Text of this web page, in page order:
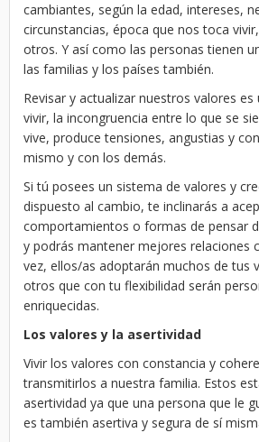
cambiantes, según la edad, intereses,
circunstancias, época que nos toca
otros. Y así como las personas tienen
las familias y los países también.
Revisar y actualizar nuestros valores
vivir, la incongruencia entre lo que se
vive, produce tensiones, angustias y
mismo y con los demás.
Si tú posees un sistema de valores y
dispuesto al cambio, te inclinarás a
comportamientos o formas de pensar
y podrás mantener mejores relaciones
vez, ellos/as adoptarán muchos de tus
otros que con tu flexibilidad serán
enriquecidas.
Los valores y la asertividad
Vivir los valores con constancia y
transmitirlos a nuestra familia. Estos
asertividad ya que una persona que le
es también asertiva y segura de sí